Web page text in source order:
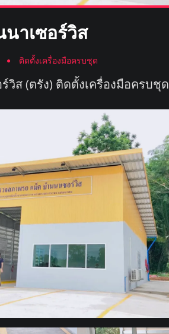
าเซอร์วิส
ติดตั้งเครื่องมือครบชุด
วิส (ตรัง) ติดตั้งเครื่องมือครบชุด